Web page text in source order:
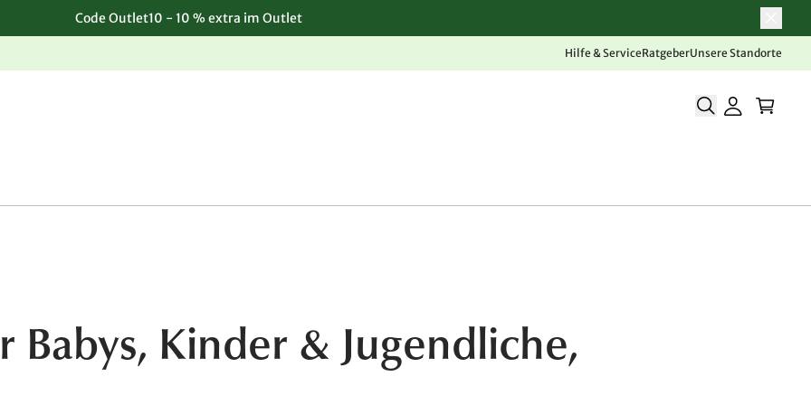
Code Outlet10 - 10 % extra im Outlet
Hilfe & ServiceRatgeberUnsere Standorte
Kinder & Jugendliche,